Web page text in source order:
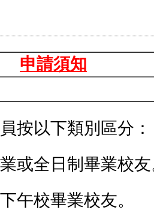
申請須知
按以下類別區分：
或全日制畢業校友
午校畢業校友。